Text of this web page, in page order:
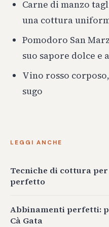
Carne di manzo
una cottura
Pomodoro San
suo sapore dolce e
Vino rosso
sugo
LEGGI ANCHE
Tecniche di cottura
perfetto
Abbinamenti perfetti:
Cà Gata